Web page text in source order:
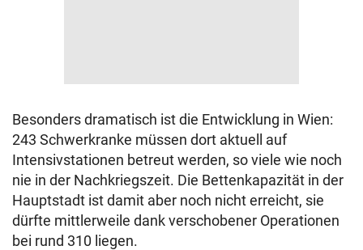
Besonders dramatisch ist die Entwicklung in Wien:
243 Schwerkranke müssen dort aktuell auf
Intensivstationen betreut werden, so viele wie noch
nie in der Nachkriegszeit. Die Bettenkapazität in der
Hauptstadt ist damit aber noch nicht erreicht, sie
dürfte mittlerweile dank verschobener Operationen
bei rund 310 liegen.